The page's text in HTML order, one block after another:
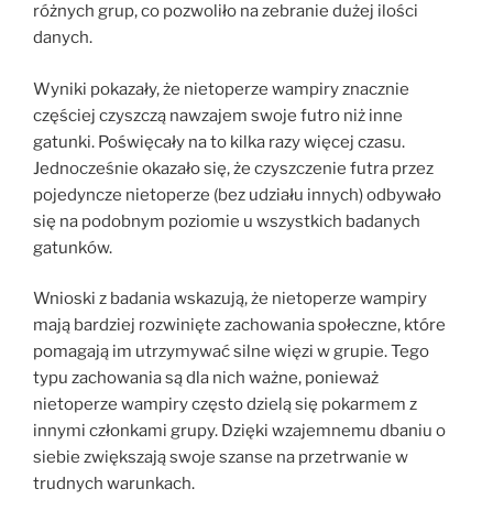
różnych grup, co pozwoliło na zebranie dużej ilości
danych.
Wyniki pokazały, że nietoperze wampiry znacznie
częściej czyszczą nawzajem swoje futro niż inne
gatunki. Poświęcały na to kilka razy więcej czasu.
Jednocześnie okazało się, że czyszczenie futra przez
pojedyncze nietoperze (bez udziału innych) odbywało
się na podobnym poziomie u wszystkich badanych
gatunków.
Wnioski z badania wskazują, że nietoperze wampiry
mają bardziej rozwinięte zachowania społeczne, które
pomagają im utrzymywać silne więzi w grupie. Tego
typu zachowania są dla nich ważne, ponieważ
nietoperze wampiry często dzielą się pokarmem z
innymi członkami grupy. Dzięki wzajemnemu dbaniu o
siebie zwiększają swoje szanse na przetrwanie w
trudnych warunkach.